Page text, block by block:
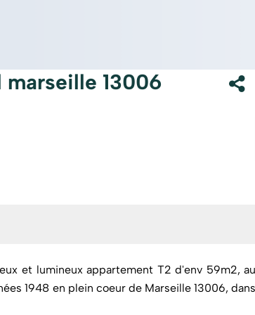
13006
et lumineux appartement T2 d'env 59m2, au
1948 en plein coeur de Marseille 13006, dans